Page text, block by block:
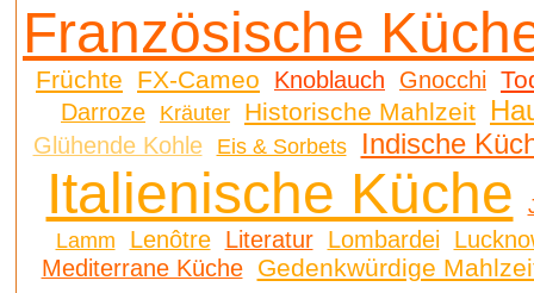
Französische
Früchte FX-Cameo Knoblauch Gnocchi
Darroze Kräuter Historische Mahlzeit
Glühende Kohle Eis & Sorbets Indische
Italienische Küche
Lamm
Lenôtre Literatur Lombardei
Mediterrane Küche
Gedenkwürdige